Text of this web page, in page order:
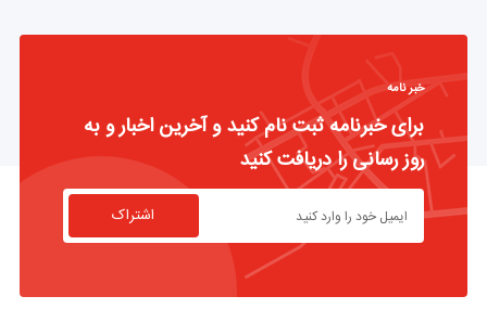
خبر نامه
برای خبرنامه ثبت نام کنید و آخرین اخبار و به
روز رسانی را دریافت کنید
اشتراک